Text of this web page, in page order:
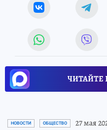
ЧИТАЙТЕ
НОВОСТИ ОБЩЕСТВО 27 мая